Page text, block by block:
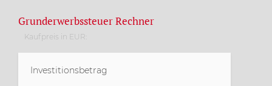
Grunderwerbssteuer Rechner
Kaufpreis in EUR: